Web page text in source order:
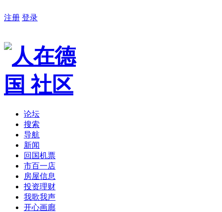
注册 登录
论坛
搜索
导航
新闻
回国机票
市百一店
房屋信息
投资理财
我歌我声
开心画廊